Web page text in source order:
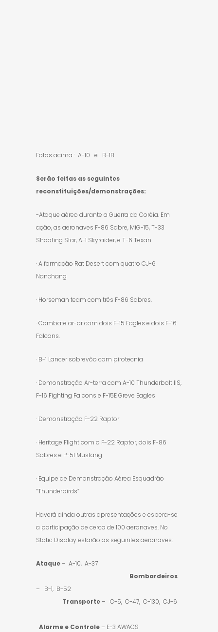
Fotos acima : A-10 e B-1B
Serão feitas as seguintes
reconstituições/demonstrações:
-Ataque aéreo durante a Guerra da Coréia. Em
ação, as aeronaves F-86 Sabre, MiG-15, T-33
Shooting Star, A-1 Skyraider, e T-6 Texan.
· A formação Rat Desert com quatro CJ-6
Nanchang
· Horseman team com três F-86 Sabres.
· Combate ar-ar com dois F-15 Eagles e dois F-16
Falcons.
· B-1 Lancer sobrevôo com pirotecnia
· Demonstração Ar-terra com A-10 Thunderbolt IIS,
F-16 Fighting Falcons e F-15E Greve Eagles
· Demonstração F-22 Raptor
· Heritage Flight com o F-22 Raptor, dois F-86
Sabres e P-51 Mustang
· Equipe de Demonstração Aérea Esquadrão
“Thunderbirds”
Haverá ainda outras apresentações e espera-se
a participação de cerca de 100 aeronaves. No
Static Display estarão as seguintes aeronaves:
Ataque– A-10, A-37
Bombardeiros
– B-1, B-52
Transporte– C-5, C-47, C-130, CJ-6
Alarme e Controle– E-3 AWACS